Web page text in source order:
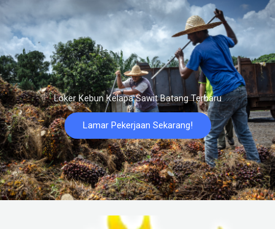
Loker Kebun Kelapa Sawit Batang Terbaru
Lamar Pekerjaan Sekarang!